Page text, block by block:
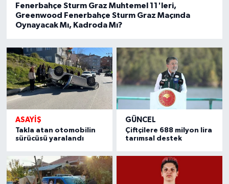
Fenerbahçe Sturm Graz Muhtemel 11'leri,
Greenwood Fenerbahçe Sturm Graz Maçında
Oynayacak Mı, Kadroda Mı?
ASAYIŞ
Takla atan otomobilin
sürücüsü yaralandı
GÜNCEL
Çiftçilere 688 milyon lira
tarımsal destek